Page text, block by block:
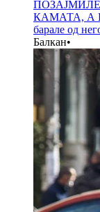
ПОЗАЈМИЛЕ
КАМАТА, А
барале од
Балкан•